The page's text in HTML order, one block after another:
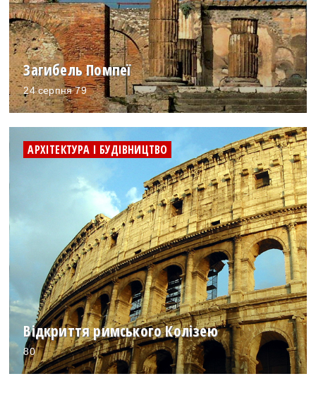
Загибель Помпеї
24 серпня 79
АРХІТЕКТУРА І БУДІВНИЦТВО
Відкриття римського Колізею
80